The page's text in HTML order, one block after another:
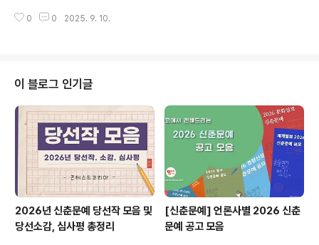
로 이끈 분으로 대한민국 잡지언론의 개척자로 평가받고
가 주최하고 (재)한국공예․디자인문화진흥원이 주관하는 2
한 작품을 선보일 젊은 공예작가들의 많은 관심과 참여 바
랍니다. ◎ 응모자격만 39세 이하 한국 공예작가 ('25.1.1.
기준) ◎ 모집기간2025. 8. 18(월) ∼ 2025. 9. 18(목) 1
6:00 ◎ 모집규모최대 15인 내외 ◎ 제출서류⦁ 개인 ..
0 0 2025. 9. 10.
이 블로그 인기글
2026년 신춘문예 당선작 모음 및
당선소감, 심사평 총정리
[신춘문예] 언론사별 2026 신춘
문예 공고 모음